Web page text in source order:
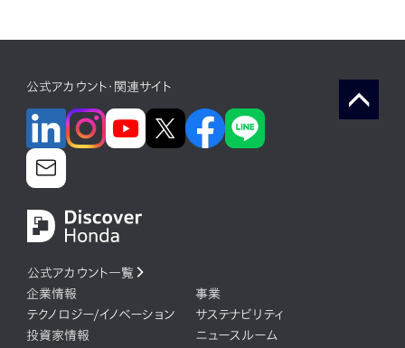
公式アカウント・関連サイト
公式アカウント一覧
企業情報
事業
テクノロジー/イノベーション
サステナビリティ
投資家情報
ニュースルーム